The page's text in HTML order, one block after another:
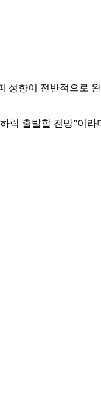
향이 전반적으로
락 출발할 전망”이